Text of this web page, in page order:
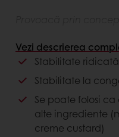
Fii pionier pe piața ta,
patiserie deosebite,
Avantaje client
Gata de utilizat
Vezi descrierea
Stabilitate
Stabilitate la
Se poate folosi
alte ingrediente
creme custard)